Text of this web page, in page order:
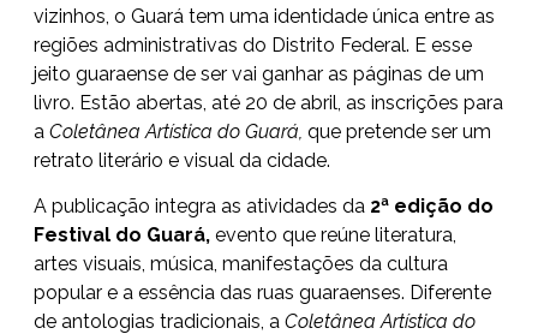
vizinhos, o Guará tem uma identidade única entre as
regiões administrativas do Distrito Federal. E esse
jeito guaraense de ser vai ganhar as páginas de um
livro. Estão abertas, até 20 de abril, as inscrições para
a Coletânea Artística do Guará, que pretende ser um
retrato literário e visual da cidade.
A publicação integra as atividades da 2ª edição do
Festival do Guará, evento que reúne literatura,
artes visuais, música, manifestações da cultura
popular e a essência das ruas guaraenses. Diferente
de antologias tradicionais, a Coletânea Artística do